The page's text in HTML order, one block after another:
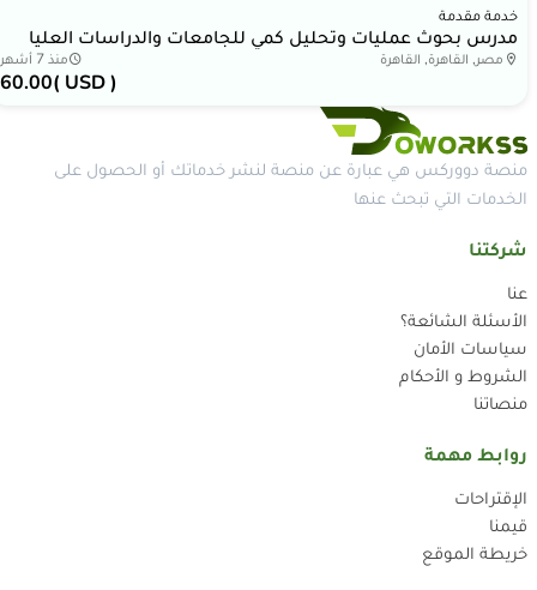
خدمة مقدمة
مدرس بحوث عمليات وتحليل كمي للجامعات والدراسات العليا
مصر, القاهرة, القاهرة منذ 7 أشهر
60.00 ( USD )
منصة دووركس هي عبارة عن منصة لنشر خدماتك أو الحصول على
الخدمات التي تبحث عنها
شركتنا
عنا
الأسئلة الشائعة؟
سياسات الأمان
الشروط و الأحكام
منصاتنا
روابط مهمة
الإقتراحات
قيمنا
خريطة الموقع